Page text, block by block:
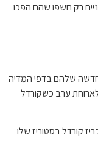
רק חשפו שהם הפכו
שלהם בדפי המדיה
ערב כשקורדל
קורדל בסטוריז שלו